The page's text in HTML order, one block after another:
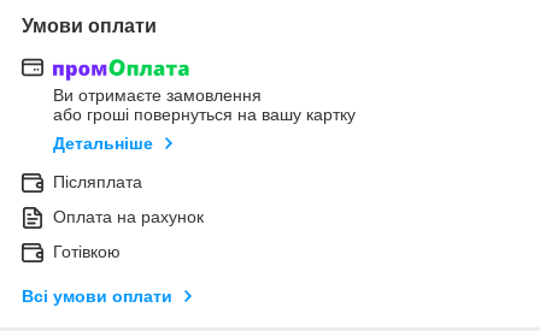
Умови оплати
Ви отримаєте замовлення
або гроші повернуться на вашу картку
Детальніше
Післяплата
Оплата на рахунок
Готівкою
Всі умови оплати